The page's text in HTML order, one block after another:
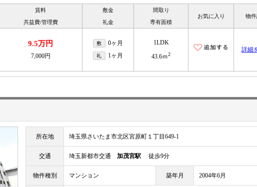
賃料
共益費/管理費
敷金
礼金
間取り
専有面積
お気に入り 物
9.5万円
7,000円
敷 0ヶ月
礼 1ヶ月
1LDK
43.6ｍ2
詳細
所在地 埼玉県さいたま市北区宮原町１丁目649-1
交通 埼玉新都市交通 加茂宮駅 徒歩9分
物件種別 マンション 築年月 2004年6月